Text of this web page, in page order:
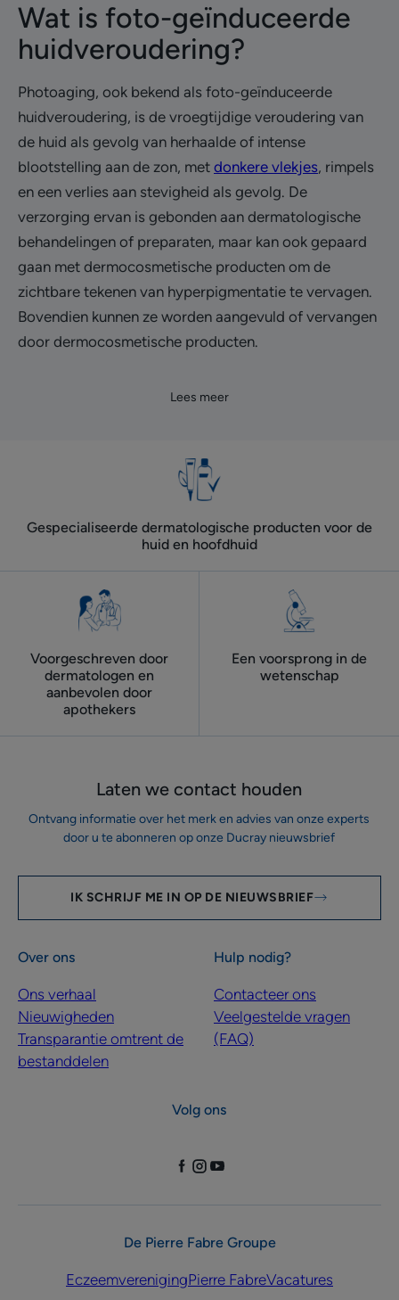
Wat is foto-geïnduceerde
huidveroudering?
Photoaging, ook bekend als foto-geïnduceerde
huidveroudering, is de vroegtijdige veroudering van
de huid als gevolg van herhaalde of intense
blootstelling aan de zon, met donkere vlekjes, rimpels
en een verlies aan stevigheid als gevolg. De
verzorging ervan is gebonden aan dermatologische
behandelingen of preparaten, maar kan ook gepaard
gaan met dermocosmetische producten om de
zichtbare tekenen van hyperpigmentatie te vervagen.
Bovendien kunnen ze worden aangevuld of vervangen
door dermocosmetische producten.
Lees meer
Gespecialiseerde dermatologische producten voor de
huid en hoofdhuid
Voorgeschreven door
dermatologen ​en
aanbevolen door
apothekers
Een voorsprong in de
wetenschap
Laten we contact houden
Ontvang informatie over het merk en advies van onze experts
door u te abonneren op onze Ducray nieuwsbrief
IK SCHRIJF ME IN OP DE NIEUWSBRIEF
Over ons
Ons verhaal
Nieuwigheden
Transparantie omtrent de
bestanddelen
Hulp nodig?
Contacteer ons
Veelgestelde vragen
(FAQ)
Volg ons
De Pierre Fabre Groupe
EczeemverenigingPierre FabreVacatures